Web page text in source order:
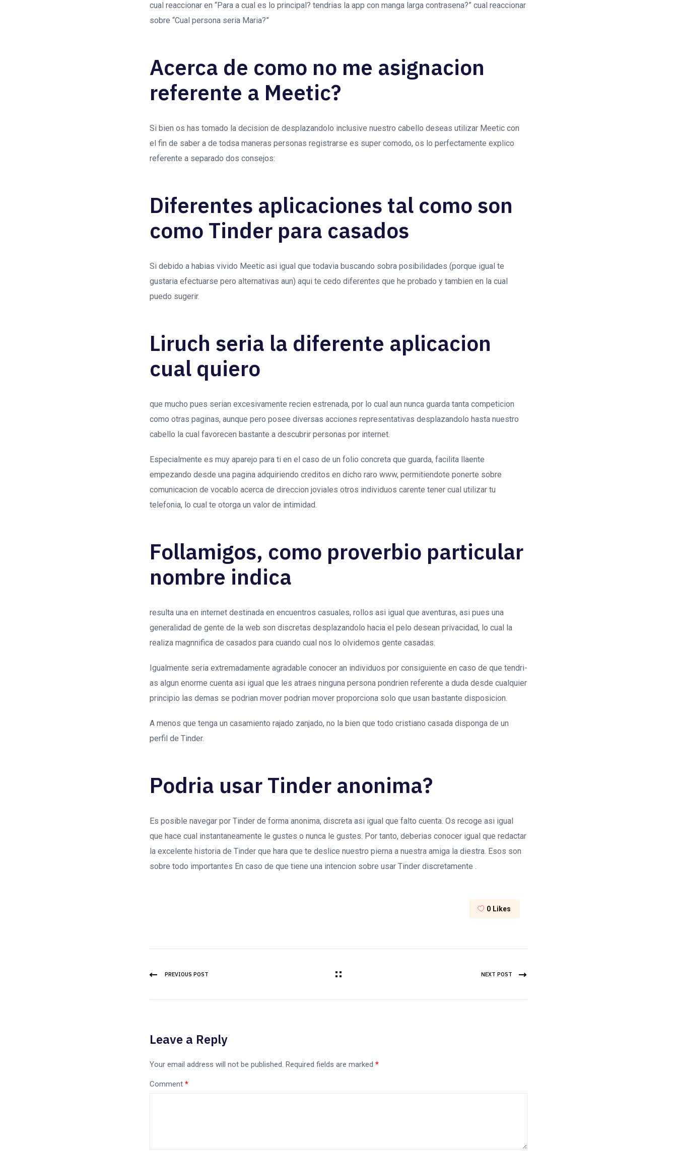
cual reaccionar en “Para a cual es lo principal? tendri­as la app con manga larga contrasena?” cual reaccionar
sobre “Cual persona seri­a Maria?”
Acerca de como no me asignacion
referente a Meetic?
Si bien os has tomado la decision de desplazandolo inclusive nuestro cabello deseas utilizar Meetic con
el fin de saber a de todsa maneras personas registrarse es super comodo, os lo perfectamente explico
referente a separado dos consejos:
Diferentes aplicaciones tal como son
como Tinder para casados
Si debido a habias vivido Meetic asi­ igual que todavia buscando sobra posibilidades (porque igual te
gustaria efectuarse pero alternativas aun) aqui te cedo diferentes que he probado y tambien en la cual
puedo sugerir.
Liruch seri­a la diferente aplicacion
cual quiero
que mucho pues seri­an excesivamente recien estrenada, por lo cual aun nunca guarda tanta competicion
como otras paginas, aunque pero posee diversas acciones representativas desplazandolo hasta nuestro
cabello la cual favorecen bastante a descubrir personas por internet.
Especialmente es muy aparejo para ti en el caso de un folio concreta que guarda, facilita llaente
empezando desde una pagina adquiriendo creditos en dicho raro www, permitiendote ponerte sobre
comunicacion de vocablo acerca de direccion joviales otros individuos carente tener cual utilizar tu
telefonia, lo cual te otorga un valor de intimidad.
Follamigos, como proverbio particular
nombre indica
resulta una en internet destinada en encuentros casuales, rollos asi­ igual que aventuras, asi­ pues una
generalidad de gente de la web son discretas desplazandolo hacia el pelo desean privacidad, lo cual la
realiza magnnifica de casados para cuando cual nos lo olvidemos gente casadas.
Igualmente seri­a extremadamente agradable conocer an individuos por consiguiente en caso de que tendri­
as algun enorme cuenta asi­ igual que les atraes ninguna persona pondri­en referente a duda desde cualquier
principio las demas se podri­an mover podri­an mover proporciona solo que usan bastante disposicion.
A menos que tenga un casamiento rajado zanjado, no la bien que todo cristiano casada disponga de un
perfil de Tinder.
Podria usar Tinder anonima?
Es posible navegar por Tinder de forma anonima, discreta asi­ igual que falto cuenta. Os recoge asi­ igual
que hace cual instantaneamente le gustes o nunca le gustes. Por tanto, deberias conocer igual que redactar
la excelente historia de Tinder que hara que te deslice nuestro pierna a nuestra amiga la diestra. Esos son
sobre todo importantes En caso de que tiene una intencion sobre usar Tinder discretamente .
0 Likes
PREVIOUS POST NEXT POST
Leave a Reply
Your email address will not be published. Required fields are marked *
Comment *